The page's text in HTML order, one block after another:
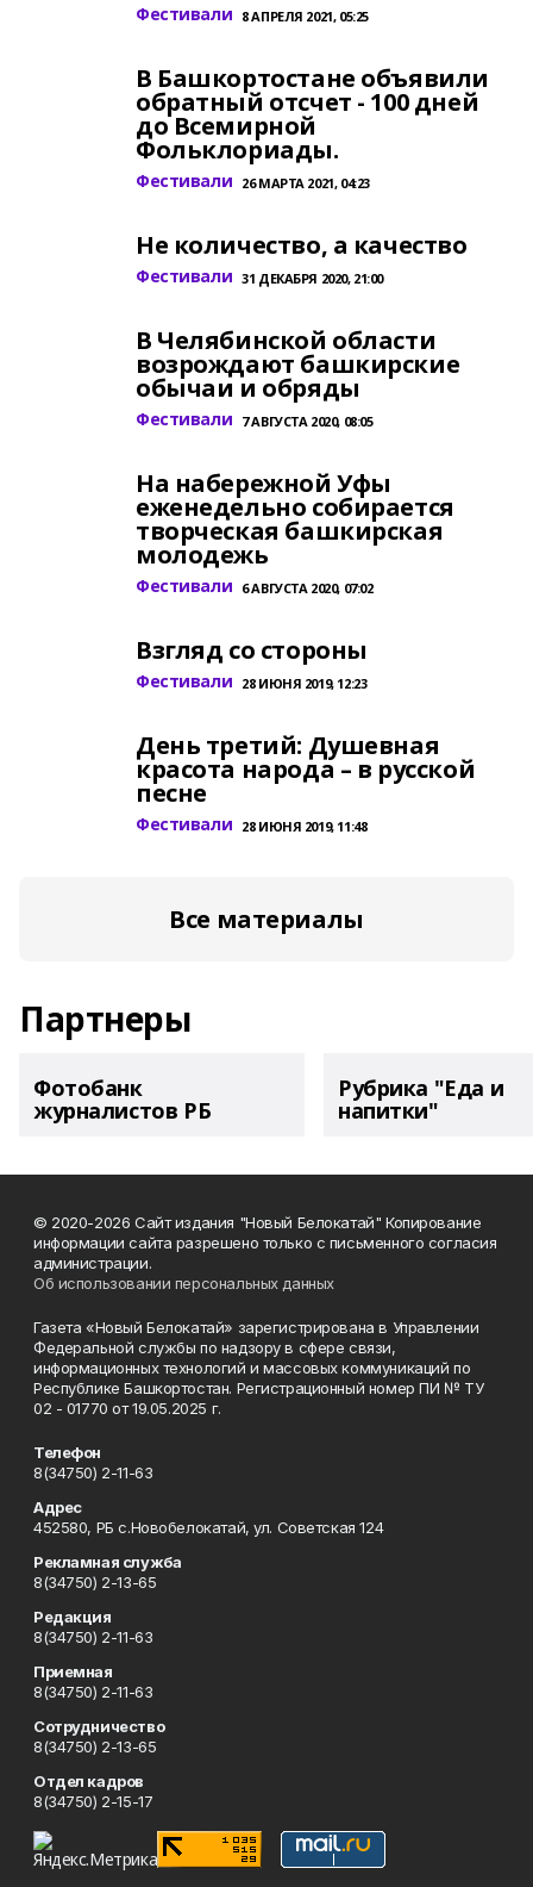
Фестивали 8 АПРЕЛЯ 2021, 05:25
В Башкортостане объявили
обратный отсчет - 100 дней
до Всемирной
Фольклориады.
Фестивали 26 МАРТА 2021, 04:23
Не количество, а качество
Фестивали 31 ДЕКАБРЯ 2020, 21:00
В Челябинской области
возрождают башкирские
обычаи и обряды
Фестивали 7 АВГУСТА 2020, 08:05
На набережной Уфы
еженедельно собирается
творческая башкирская
молодежь
Фестивали 6 АВГУСТА 2020, 07:02
Взгляд со стороны
Фестивали 28 ИЮНЯ 2019, 12:23
День третий: Душевная
красота народа – в русской
песне
Фестивали 28 ИЮНЯ 2019, 11:48
Все материалы
Партнеры
Фотобанк
журналистов РБ
Рубрика "Еда и
напитки"
© 2020-2026 Сайт издания "Новый Белокатай" Копирование
информации сайта разрешено только с письменного согласия
администрации.
Об использовании персональных данных
Газета «Новый Белокатай» зарегистрирована в Управлении
Федеральной службы по надзору в сфере связи,
информационных технологий и массовых коммуникаций по
Республике Башкортостан. Регистрационный номер ПИ № ТУ
02 - 01770 от 19.05.2025 г.
Телефон
8(34750) 2-11-63
Адрес
452580, РБ с.Новобелокатай, ул. Советская 124
Рекламная служба
8(34750) 2-13-65
Редакция
8(34750) 2-11-63
Приемная
8(34750) 2-11-63
Сотрудничество
8(34750) 2-13-65
Отдел кадров
8(34750) 2-15-17